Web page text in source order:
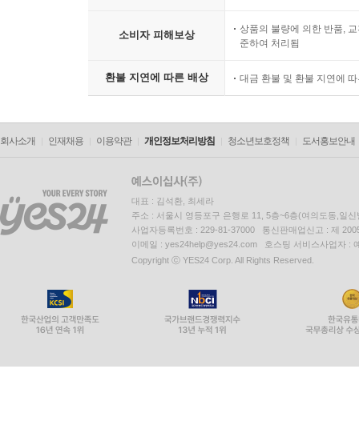
소비자 피해보상
상품의 불량에 의한 반품,
준하여 처리됨
환불 지연에 따른 배상 대금 환불 및 환불 지연에
회사소개 인재채용 이용약관 개인정보처리방침 청소년보호정책 도서홍보안내
대표 : 김석환, 최세라
주소 : 서울시 영등포구 은행로 11, 5층~6층(여의도동,일신
사업자등록번호 : 229-81-37000 통신판매업신고 : 제
이메일 : yes24help@yes24.com 호스팅 서비스사업자 :
Copyright ⓒ YES24 Corp. All Rights Reserved.